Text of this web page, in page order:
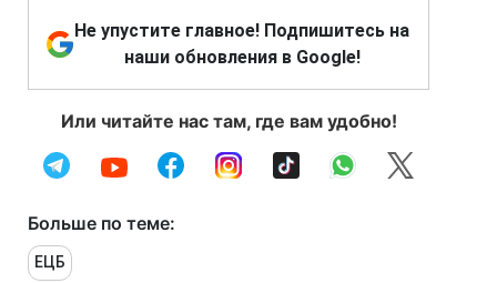
Не упустите главное! Подпишитесь на
наши обновления в Google!
Или читайте нас там, где вам удобно!
Больше по теме:
ЕЦБ